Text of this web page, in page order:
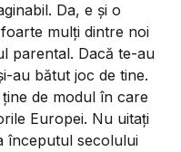
Da, e și o
mulți dintre noi
parental. Dacă te-au
au bătut joc de tine.
de modul în care
Europei. Nu uitați
începutul secolului